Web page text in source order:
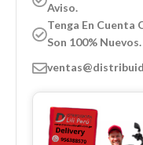
Aviso.
Tenga En
Son 100% Nuevos.